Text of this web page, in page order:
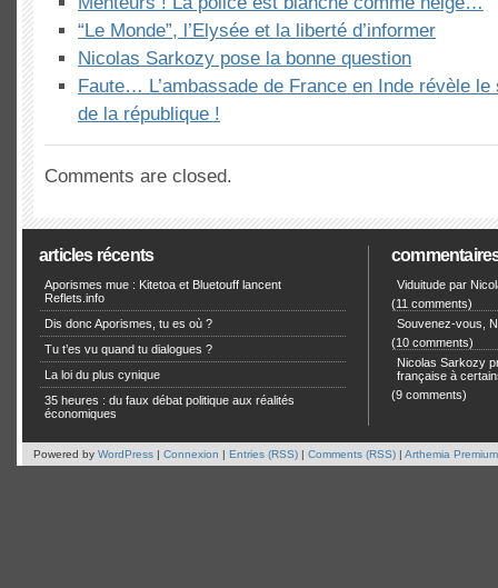
“Le Monde”, l’Elysée et la liberté d’informer
Nicolas Sarkozy pose la bonne question
Faute… L’ambassade de France en Inde révèle
de la république !
Comments are closed.
articles récents
Aporismes mue : Kitetoa et Bluetouff lancent
Reflets.info
Dis donc Aporismes, tu es où ?
Tu t’es vu quand tu dialogues ?
La loi du plus cynique
35 heures : du faux débat politique aux réalités
économiques
Viduitude par
(11 comments)
Souvenez-vous,
(10 comments)
Nicolas Sarkozy
française à
(9 comments)
Powered by WordPress | Connexion | Entries (RSS) | Comments (RSS) | Arthemia Premium